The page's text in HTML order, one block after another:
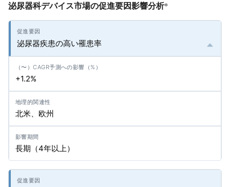
泌尿器科デバイス市場の促進要因影響分析*
泌尿器疾患の高い罹患率
+1.2%
北米、欧州
長期（4年以上）